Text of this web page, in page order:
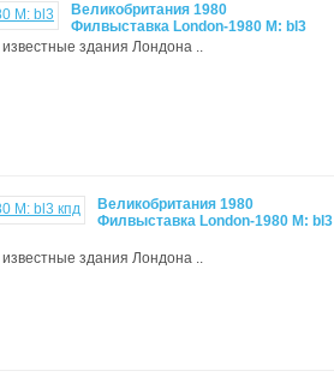
Великобритания 1980
Филвыставка London-1980 M: bl3
здания Лондона ..
Великобритания 1980
Филвыставка London-1980 M: bl3
здания Лондона ..